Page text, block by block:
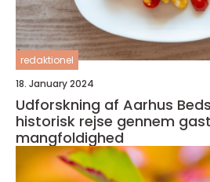
redaktionel
18. January 2024
Udforskning af Aarhus
historisk rejse gennem
mangfoldighed